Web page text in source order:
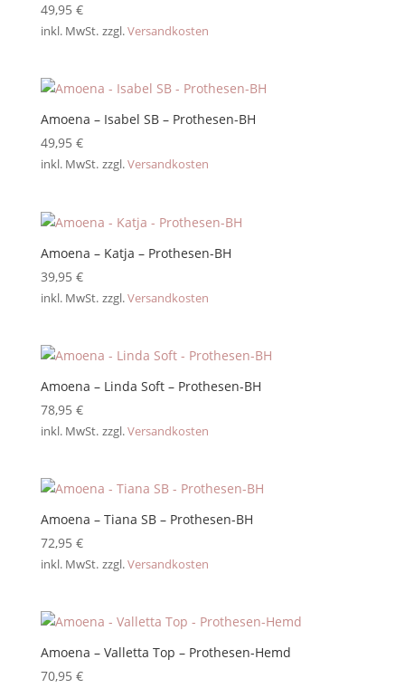
49,95 €
inkl. MwSt. zzgl.Versandkosten
Amoena – Isabel SB – Prothesen-BH
49,95 €
inkl. MwSt. zzgl.Versandkosten
Amoena – Katja – Prothesen-BH
39,95 €
inkl. MwSt. zzgl.Versandkosten
Amoena – Linda Soft – Prothesen-BH
78,95 €
inkl. MwSt. zzgl.Versandkosten
Amoena – Tiana SB – Prothesen-BH
72,95 €
inkl. MwSt. zzgl.Versandkosten
Amoena – Valletta Top – Prothesen-Hemd
70,95 €